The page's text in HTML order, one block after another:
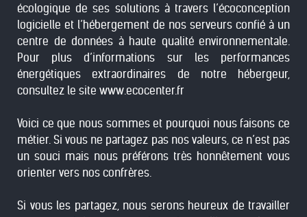
écologique de ses solutions à travers l’écoconception
logicielle et l’hébergement de nos serveurs confié à un
centre de données à haute qualité environnementale.
Pour plus d’informations sur les performances
énergétiques extraordinaires de notre hébergeur,
consultez le site www.ecocenter.fr
Voici ce que nous sommes et pourquoi nous faisons ce
métier. Si vous ne partagez pas nos valeurs, ce n’est pas
un souci mais nous préférons très honnêtement vous
orienter vers nos confrères.
Si vous les partagez, nous serons heureux de travailler